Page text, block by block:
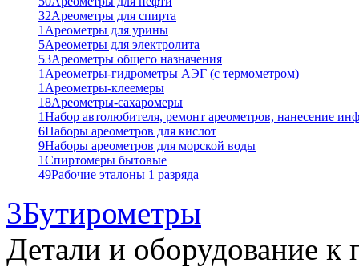
32Ареометры для спирта
1 Ареометры для урины
5Ареометры для электролита
53Ареометры общего назначения
1 Ареометры-гидрометры АЭГ (с термометром)
1 Ареометры-клеемеры
18Ареометры-сахаромеры
1Набор автолюбителя, ремонт ареометров, нанесение
6Наборы ареометров для кислот
9Наборы ареометров для морской воды
1Спиртомеры бытовые
49Рабочие эталоны 1 разряда
3Бутирометры
Детали и оборудование к